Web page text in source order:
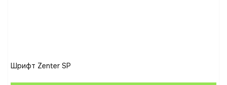
Шрифт Zenter SP